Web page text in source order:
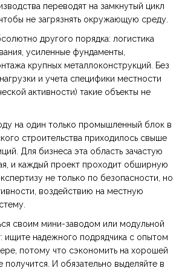
переводят на замкнутый цикл
не загрязнять окружающую среду.
другого порядка: логистика
усиленные фундаменты,
крупных металлоконструкций. Без
и учета специфики местности
активности) такие объекты не
на один только промышленный блок в
строительства приходилось свыше
Для бизнеса эта область зачастую
и каждый проект проходит обширную
не только по безопасности, но
воздействию на местную
своим мини-заводом или модульной
надежного подрядчика с опытом
потому что сэкономить на хорошей
получится. И обязательно выделяйте в